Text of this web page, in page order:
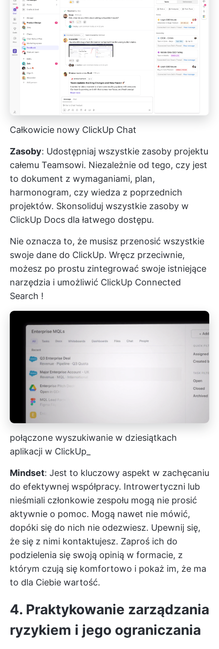
Całkowicie nowy ClickUp Chat
Zasoby: Udostępniaj wszystkie zasoby projektu
całemu Teamsowi. Niezależnie od tego, czy jest
to dokument z wymaganiami, plan,
harmonogram, czy wiedza z poprzednich
projektów. Skonsoliduj wszystkie zasoby w
ClickUp Docs dla łatwego dostępu.
Nie oznacza to, że musisz przenosić wszystkie
swoje dane do ClickUp. Wręcz przeciwnie,
możesz po prostu zintegrować swoje istniejące
narzędzia i umożliwić ClickUp Connected
Search !
połączone wyszukiwanie w dziesiątkach
aplikacji w ClickUp_
Mindset: Jest to kluczowy aspekt w zachęcaniu
do efektywnej współpracy. Introwertyczni lub
nieśmiali członkowie zespołu mogą nie prosić
aktywnie o pomoc. Mogą nawet nie mówić,
dopóki się do nich nie odezwiesz. Upewnij się,
że się z nimi kontaktujesz. Zaproś ich do
podzielenia się swoją opinią w formacie, z
którym czują się komfortowo i pokaż im, że ma
to dla Ciebie wartość.
4. Praktykowanie zarządzania
ryzykiem i jego ograniczania